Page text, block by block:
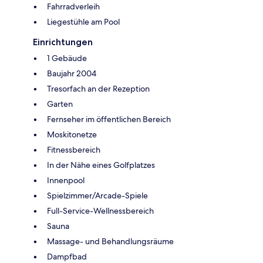
Fahrradverleih
Liegestühle am Pool
Einrichtungen
1 Gebäude
Baujahr 2004
Tresorfach an der Rezeption
Garten
Fernseher im öffentlichen Bereich
Moskitonetze
Fitnessbereich
In der Nähe eines Golfplatzes
Innenpool
Spielzimmer/Arcade-Spiele
Full-Service-Wellnessbereich
Sauna
Massage- und Behandlungsräume
Dampfbad